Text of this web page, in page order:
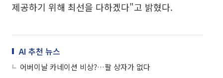
제공하기 위해 최선을 다하겠다"고 밝혔다.
AI 추천 뉴스
어버이날 카네이션 비상?…팔 상자가 없다